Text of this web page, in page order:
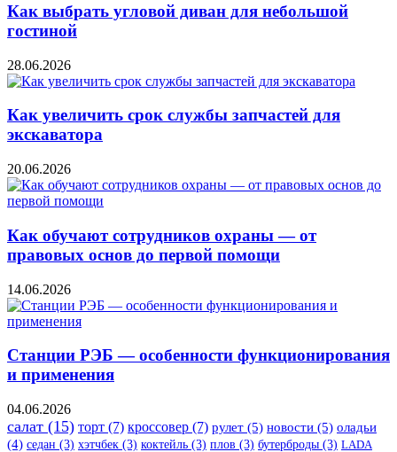
Как выбрать угловой диван для небольшой
гостиной
28.06.2026
Как увеличить срок службы запчастей для
экскаватора
20.06.2026
Как обучают сотрудников охраны — от
правовых основ до первой помощи
14.06.2026
Станции РЭБ — особенности функционирования
и применения
04.06.2026
салат (15) торт (7) кроссовер (7) рулет (5) новости (5) оладьи
(4) седан (3) хэтчбек (3) коктейль (3) плов (3) бутерброды (3) LADA